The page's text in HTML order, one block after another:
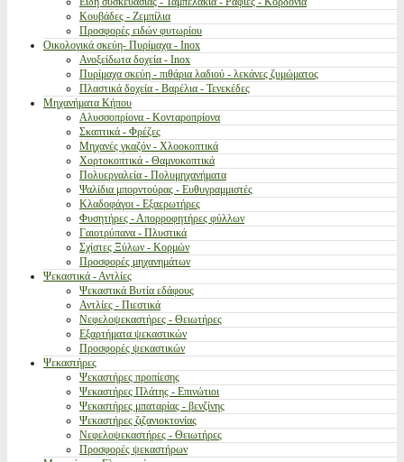
Κουβάδες - Ζεμπίλια
Προσφορές ειδών φυτωρίου
Οικολογικά σκεύη- Πυρίμαχα - Inox
Ανοξείδωτα δοχεία - Inox
Πυρίμαχα σκεύη - πιθάρια λαδιού - λεκάνες ζυμώματος
Πλαστικά δοχεία - Βαρέλια - Τενεκέδες
Μηχανήματα Κήπου
Αλυσσοπρίονα - Κονταροπρίονα
Σκαπτικά - Φρέζες
Μηχανές γκαζόν - Χλοοκοπτικά
Χορτοκοπτικά - Θαμνοκοπτικά
Πολυεργαλεία - Πολυμηχανήματα
Ψαλίδια μπορντούρας - Ευθυγραμμιστές
Κλαδοφάγοι - Εξαερωτήρες
Φυσητήρες - Απορροφητήρες φύλλων
Γαιοτρύπανα - Πλυστικά
Σχίστες Ξύλων - Κορμών
Προσφορές μηχανημάτων
Ψεκαστικά - Αντλίες
Ψεκαστικά Βυτία εδάφους
Αντλίες - Πιεστικά
Νεφελοψεκαστήρες - Θειωτήρες
Εξαρτήματα ψεκαστικών
Προσφορές ψεκαστικών
Ψεκαστήρες
Ψεκαστήρες προπίεσης
Ψεκαστήρες Πλάτης - Επινώτιοι
Ψεκαστήρες μπαταρίας - βενζίνης
Ψεκαστήρες ζιζανιοκτονίας
Νεφελοψεκαστήρες - Θειωτήρες
Προσφορές ψεκαστήρων